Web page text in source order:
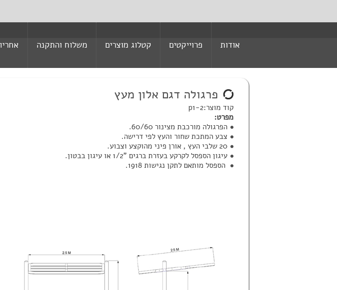
אודות פרוייקטים קטלוג מוצרים משלוח והתקנה
פרגולה דגם אלון מעץ
קוד מוצר:p1-2
מפרט:
הפרגולה מורכבת מצינור 60/60.
צבע המתכת שחור והעץ לפי דרישה.
20 שלבי העץ , אורן פיני מהוקצע וצבוע.
עיגון הספסל לקרקע בעזרת ברגים "1/2 או עיגון בבטון.
הספסל מותאם לתקן נגישות 1918.